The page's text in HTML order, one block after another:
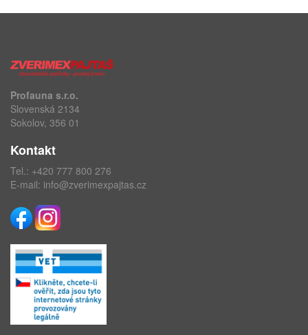
Profauna s.r.o.
Slovenská 2134
Sokolov, 356 01
Kontakt
Tel.: +420 777 800 276
E-mail: info@zverimexpajtas.cz